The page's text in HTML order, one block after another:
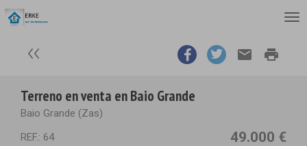
email print
Terreno en venta en Baio Grande
Baio Grande (Zas)
REF.: 64
49.000 €